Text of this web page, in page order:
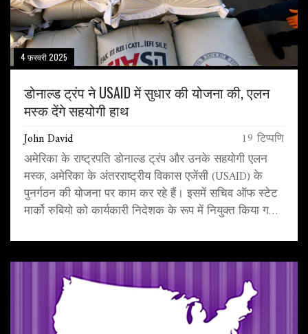
4 फ़रवरी 2025
डोनाल्ड ट्रंप ने USAID में सुधार की योजना की, एलन
मस्क देंगे सहयोगी हाथ
John David 19 टिप्पणि
अमेरिका के राष्ट्रपति डोनाल्ड ट्रंप और उनके सहयोगी एलन
मस्क, अमेरिका के अंतरराष्ट्रीय विकास एजेंसी (USAID) के
पुनर्गठन की योजना पर काम कर रहे हैं। इसमें सचिव ऑफ स्टेट
मार्को रुबियो को कार्यकारी निदेशक के रूप में नियुक्त किया गया
दिशा में बढ़ रही है। इस प्रयास का लक्ष्य प्रणाली में सुधार और
दक्षता है, लेकिन इसकी आलोचना भी हो रही है।